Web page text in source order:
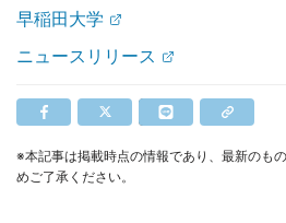
早稲田大学
ニュースリリース
※本記事は掲載時点の情報であり、最新のも
めご了承ください。